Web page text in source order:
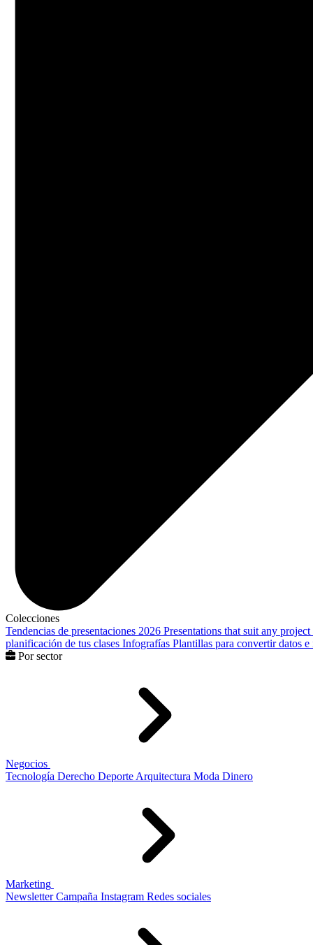
Colecciones
Tendencias de presentaciones 2026 Presentations that suit any project
planificación de tus clases Infografías Plantillas para convertir datos
Por sector
Negocios
Tecnología Derecho Deporte Arquitectura Moda Dinero
Marketing
Newsletter Campaña Instagram Redes sociales